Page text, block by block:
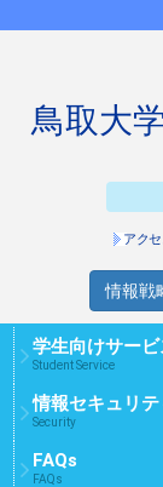
鳥取大
アク
情報戦
学生向けサービ
Student Service
情報セキュリテ
Security
FAQs
FAQs